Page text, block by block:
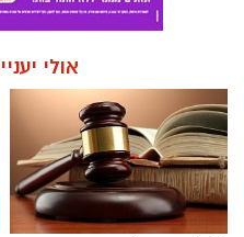
☎ לחצו כאן לרשימת עורכי דין
בבאר שבע - אינדקס באר שבע
נט